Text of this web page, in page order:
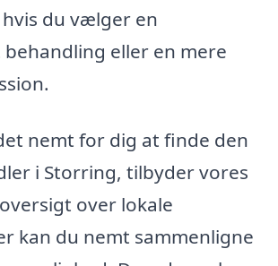
du vælger en
behandling eller en mere
nemt for dig at finde den
i Storring, tilbyder vores
over lokale
kan du nemt sammenligne